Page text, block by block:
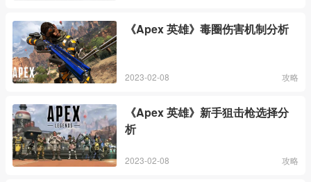
《Apex 英雄》毒圈伤害机制分析
2023-02-08 攻略
《Apex 英雄》新手狙击枪选择分
析
2023-02-08 攻略